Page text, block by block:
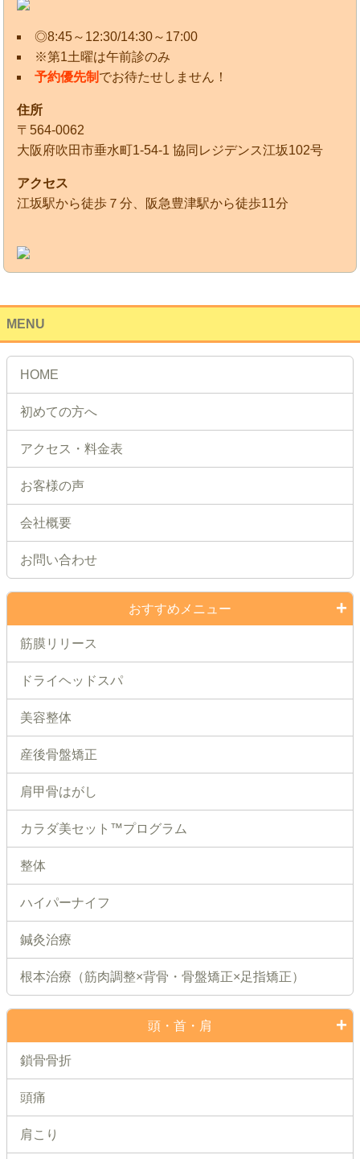
◎8:45～12:30/14:30～17:00
※第1土曜は午前診のみ
予約優先制 でお待たせしません！
住所
〒564-0062
大阪府吹田市垂水町1-54-1 協同レジデンス江坂102号
アクセス
江坂駅から徒歩７分、阪急豊津駅から徒歩11分
MENU
HOME
初めての方へ
アクセス・料金表
お客様の声
会社概要
お問い合わせ
おすすめメニュー
筋膜リリース
ドライヘッドスパ
美容整体
産後骨盤矯正
肩甲骨はがし
カラダ美セット™プログラム
整体
ハイパーナイフ
鍼灸治療
根本治療（筋肉調整×背骨・骨盤矯正×足指矯正）
頭・首・肩
鎖骨骨折
頭痛
肩こり